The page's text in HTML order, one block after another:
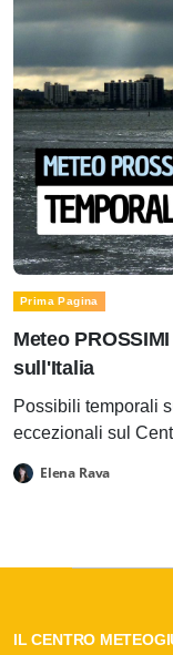
Prima Pagina
Meteo
sull'Italia
Possibili temporali
eccezionali sul
Elena Rava
IL CENTRO